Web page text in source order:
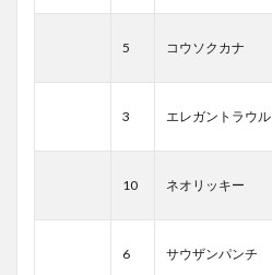
5 コウソクカナ
3 エレガントラウル
10 ネオリッキー
6 サウザンパンチ